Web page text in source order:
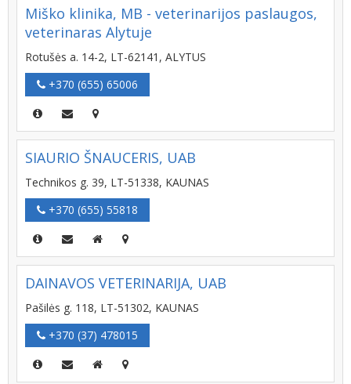
Miško klinika, MB - veterinarijos paslaugos,
veterinaras Alytuje
Rotušės a. 14-2, LT-62141, ALYTUS
+370 (655) 65006
SIAURIO ŠNAUCERIS, UAB
Technikos g. 39, LT-51338, KAUNAS
+370 (655) 55818
DAINAVOS VETERINARIJA, UAB
Pašilės g. 118, LT-51302, KAUNAS
+370 (37) 478015